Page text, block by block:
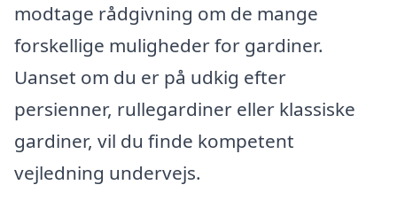
modtage rådgivning om de mange
forskellige muligheder for gardiner.
Uanset om du er på udkig efter
persienner, rullegardiner eller klassiske
gardiner, vil du finde kompetent
vejledning undervejs.